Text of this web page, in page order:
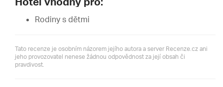
Rodiny s dětmi
Tato recenze je osobním názorem jejího autora a server Recenze.cz ani
jeho provozovatel nenese žádnou odpovědnost za její obsah či
pravdivost.